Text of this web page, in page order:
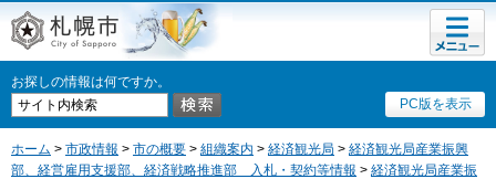
札幌市
お探しの情報は何ですか。
PC版を表示
メニュ
ー
ホーム > 市政情報 > 市の概要 > 組織案内 > 経済観光局 > 経済観光局産業振興
部、経営雇用支援部、経済戦略推進部 入札・契約等情報 > 経済観光局産業振